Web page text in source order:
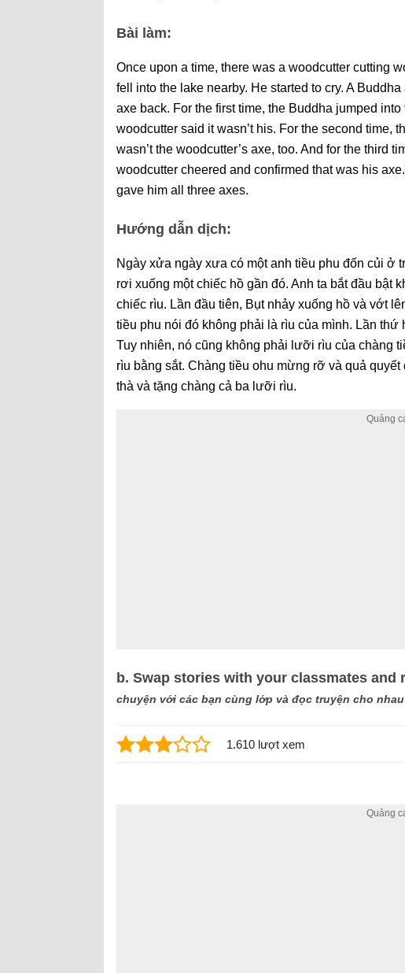
Bài làm:
Once upon a time, there was a woodcutter cutting
fell into the lake nearby. He started to cry. A
axe back. For the first time, the Buddha jumped
woodcutter said it wasn’t his. For the second time,
wasn’t the woodcutter’s axe, too. And for the third
woodcutter cheered and confirmed that was his
gave him all three axes.
Hướng dẫn dịch:
Ngày xửa ngày xưa có một anh tiều phu đốn củi
rơi xuống một chiếc hồ gần đó. Anh ta bắt đầu bật
chiếc rìu. Lần đầu tiên, Bụt nhảy xuống hồ và vớt
tiều phu nói đó không phải là rìu của mình. Lần
Tuy nhiên, nó cũng không phải lưỡi rìu của chàng
rìu bằng sắt. Chàng tiều ohu mừng rỡ và quả
thà và tặng chàng cả ba lưỡi rìu.
b. Swap stories with your classmates and
chuyện với các bạn cùng lớp và đọc truyện cho
1.610 lượt xem